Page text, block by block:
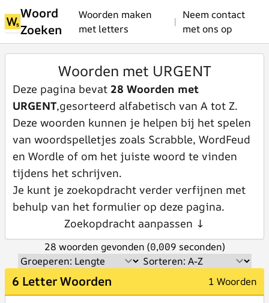
Woord
Zoeken
Woorden maken
met letters
|
Neem contact
met ons op
Woorden met URGENT
Deze pagina bevat 28 Woorden met
URGENT,gesorteerd alfabetisch van A tot Z.
Deze woorden kunnen je helpen bij het spelen
van woordspelletjes zoals Scrabble, WordFeud
en Wordle of om het juiste woord te vinden
tijdens het schrijven.
Je kunt je zoekopdracht verder verfijnen met
behulp van het formulier op deze pagina.
Zoekopdracht aanpassen ↓
28 woorden gevonden (0,009 seconden)
6 Letter Woorden 1 Woorden